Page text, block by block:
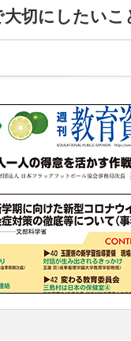
切にしたいこ